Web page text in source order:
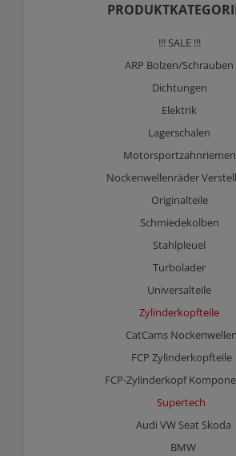
!!! SALE !!!
ARP Bolzen/Schrauben
Dichtungen
Elektrik
Lagerschalen
Motorsportzahnriemen
Nockenwellenräder
Originalteile
Schmiedekolben
Stahlpleuel
Turbolader
Universalteile
Zylinderkopfteile
CatCams Nockenwellen
FCP Zylinderkopfteile
FCP-Zylinderkopf
Supertech
Audi VW Seat Skoda
BMW